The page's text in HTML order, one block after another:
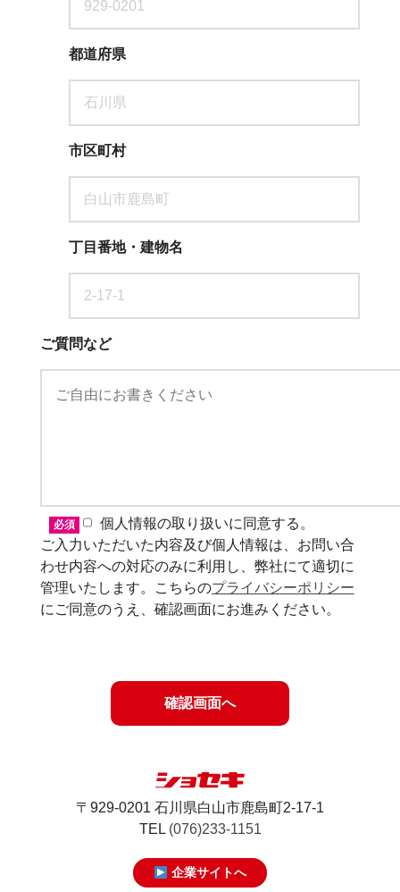
都道府県
市区町村
丁目番地・建物名
ご質問など
必須
個人情報の取り扱いに同意する。
ご入力いただいた内容及び個人情報は、お問い合
わせ内容への対応のみに利用し、弊社にて適切に
管理いたします。こちらのプライバシーポリシー
にご同意のうえ、確認画面にお進みください。
〒929-0201 石川県白山市鹿島町2-17-1
TEL (076)233-1151
企業サイトへ